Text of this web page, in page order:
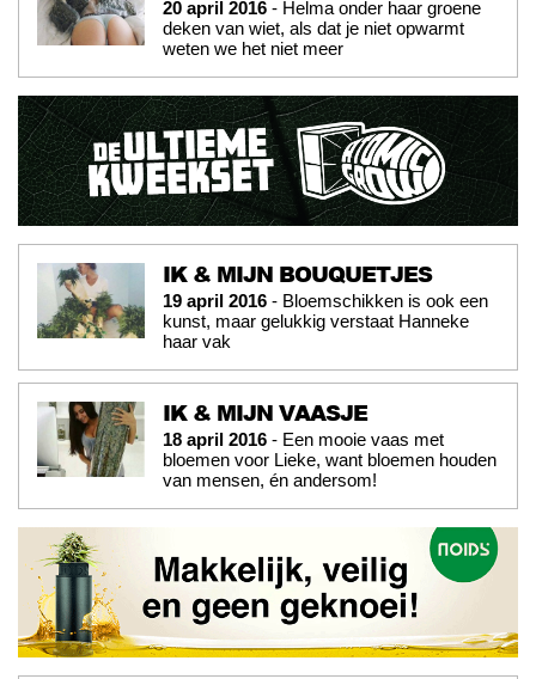
20 april 2016 - Helma onder haar groene
deken van wiet, als dat je niet opwarmt
weten we het niet meer
IK & MIJN BOUQUETJES
19 april 2016 - Bloemschikken is ook een
kunst, maar gelukkig verstaat Hanneke
haar vak
IK & MIJN VAASJE
18 april 2016 - Een mooie vaas met
bloemen voor Lieke, want bloemen houden
van mensen, én andersom!